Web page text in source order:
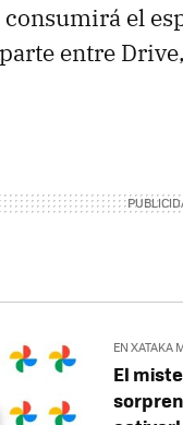
el
entre
EN XATAKA
El